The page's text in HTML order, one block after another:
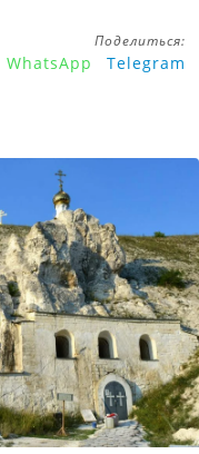
Поделиться:
WhatsApp Telegram